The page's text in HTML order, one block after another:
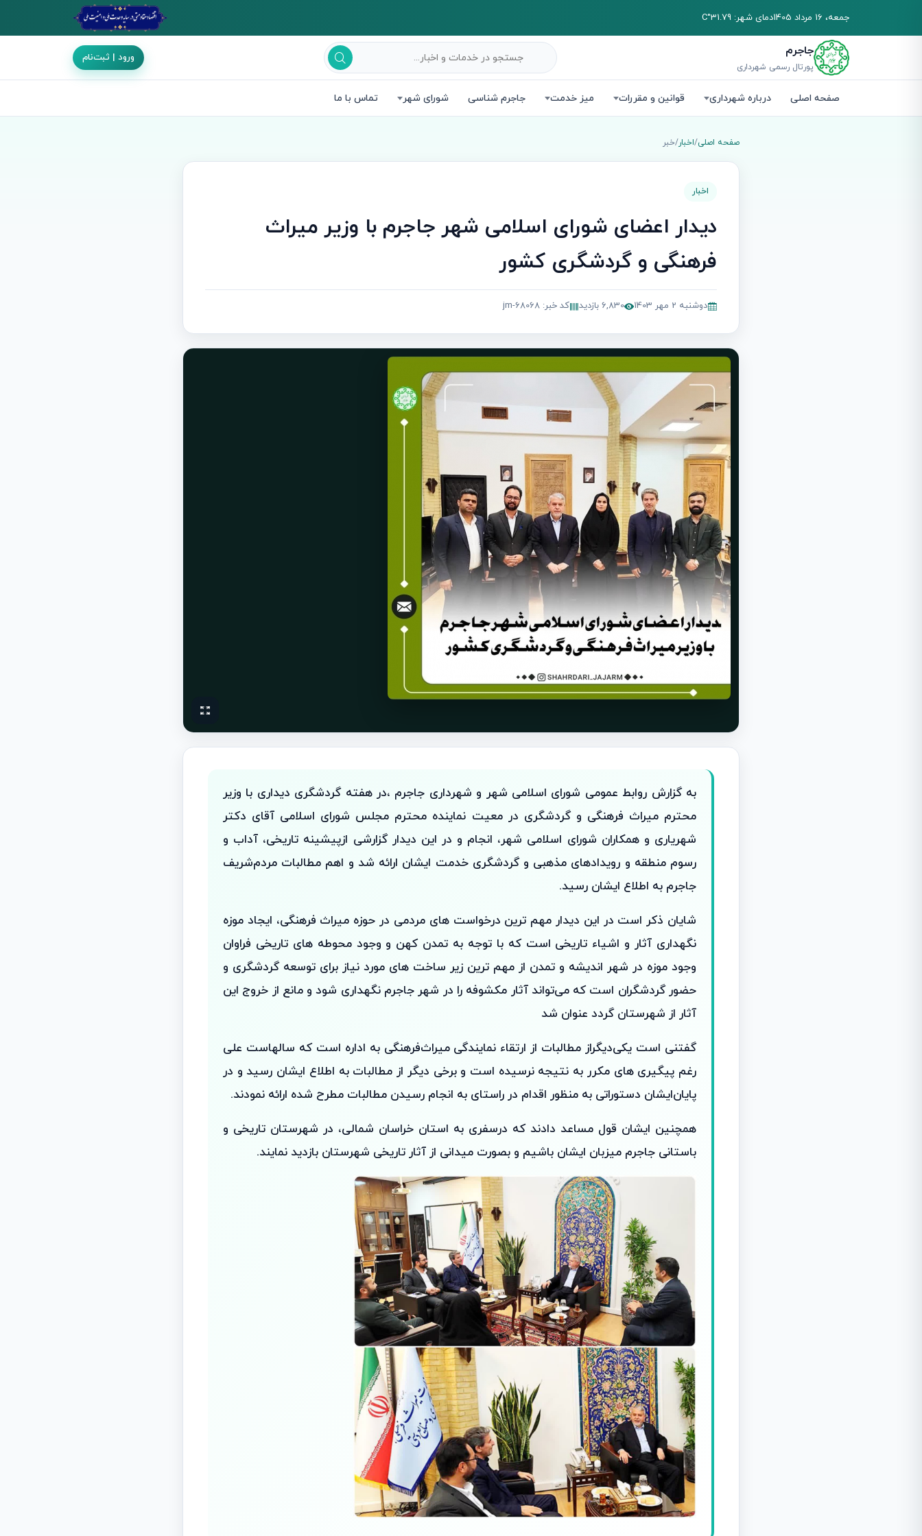
جمعه، 16 مرداد 1405 دمای شهر: 31.79°C
جاجرم
پورتال رسمی شهرداری
ورود | ثبت‌نام
صفحه اصلی درباره شهرداری قوانین و مقررات میز خدمت جاجرم شناسی شورای شهر تماس با ما
صفحه اصلی/اخبار/خبر
اخبار
دیدار اعضای شورای اسلامی شهر جاجرم با وزیر میراث
فرهنگی و گردشگری کشور
دوشنبه 2 مهر 1403 6,830 بازدید کد خبر: jm-68068
به گزارش روابط عمومی شورای اسلامی شهر و شهرداری جاجرم ،در هفته گردشگری دیداری با وزیر
محترم میراث فرهنگی و گردشگری در معیت نماینده محترم مجلس شورای اسلامی آقای دکتر
شهریاری و همکاران شورای اسلامی شهر، انجام و در این دیدار گزارشی ازپیشینه تاریخی، آداب و
رسوم منطقه و رویدادهای مذهبی و گردشگری خدمت ایشان ارائه شد و اهم مطالبات مردم‌شریف
جاجرم به اطلاع ایشان رسید.
شایان ذکر است در این دیدار مهم ترین درخواست های مردمی در حوزه میراث فرهنگی، ایجاد موزه
نگهداری آثار و اشیاء تاریخی است که با توجه به تمدن کهن و وجود محوطه های تاریخی فراوان
وجود موزه در شهر اندیشه و تمدن از مهم ترین زیر ساخت های مورد نیاز برای توسعه گردشگری و
حضور گردشگران است که می‌تواند آثار مکشوفه را در شهر جاجرم نگهداری شود و مانع از خروج این
آثار از شهرستان گردد عنوان شد
گفتنی است یکی‌دیگر‌از مطالبات از ارتقاء نمایندگی میراث‌فرهنگی به اداره است که سالهاست علی
رغم پیگیری های مکرر به نتیجه نرسیده است ‌و برخی دیگر از مطالبات به اطلاع ایشان رسید و در
پایان‌ایشان دستوراتی به منظور اقدام در راستای به انجام رسیدن مطالبات مطرح شده ارائه نمودند.
همچنین ایشان قول مساعد دادند که در‌سفری به استان خراسان شمالی، در شهرستان تاریخی و
باستانی جاجرم میزبان ایشان باشیم و بصورت میدانی از آثار تاریخی شهرستان بازدید نمایند.